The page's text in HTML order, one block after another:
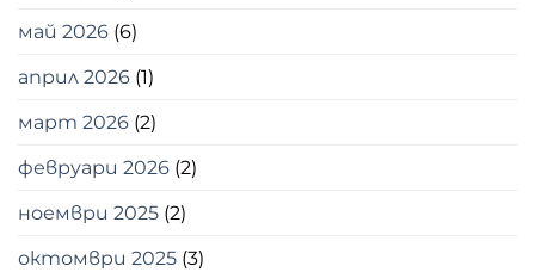
май 2026 (6)
април 2026 (1)
март 2026 (2)
февруари 2026 (2)
ноември 2025 (2)
октомври 2025 (3)